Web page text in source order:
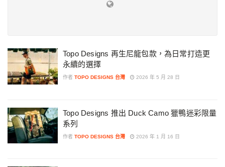
Topo Designs 再生尼龍包款，為日常打造更
永續的選擇
作者 TOPO DESIGNS 台灣 2026 年 5 月 28 日
Topo Designs 推出 Duck Camo 獵鴨迷彩限量
系列
作者 TOPO DESIGNS 台灣 2026 年 1 月 16 日